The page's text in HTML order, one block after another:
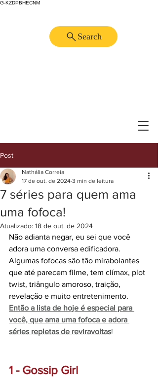
G-KZDPBHECNM
Search
Post
7 séries para quem ama
uma fofoca!
Nathália Correia
17 de out. de 2024 3 min de leitura
Atualizado: 18 de out. de 2024
Não adianta negar, eu sei que você
adora uma conversa edificadora.
Algumas fofocas são tão mirabolantes
que até parecem filme, tem clímax, plot
twist, triângulo amoroso, traição,
revelação e muito entretenimento.
Então a lista de hoje é especial para
você, que ama uma fofoca e adora
séries repletas de reviravoltas!
1 - Gossip Girl